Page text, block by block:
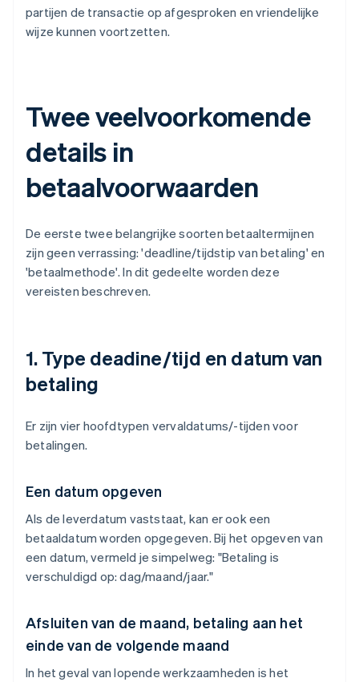
partijen de transactie op afgesproken en vriendelijke
wijze kunnen voortzetten.
Twee veelvoorkomende
details in
betaalvoorwaarden
De eerste twee belangrijke soorten betaaltermijnen
zijn geen verrassing: 'deadline/tijdstip van betaling' en
'betaalmethode'. In dit gedeelte worden deze
vereisten beschreven.
1. Type deadine/tijd en datum van
betaling
Er zijn vier hoofdtypen vervaldatums/-tijden voor
betalingen.
Een datum opgeven
Als de leverdatum vaststaat, kan er ook een
betaaldatum worden opgegeven. Bij het opgeven van
een datum, vermeld je simpelweg: "Betaling is
verschuldigd op: dag/maand/jaar."
Afsluiten van de maand, betaling aan het
einde van de volgende maand
In het geval van lopende werkzaamheden is het